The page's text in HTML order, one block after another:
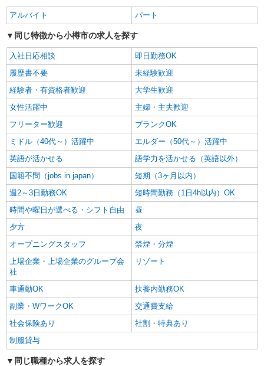
アルバイト パート
同じ特徴から小樽市の求人を探す
入社日応相談
即日勤務OK
履歴書不要
未経験歓迎
経験者・有資格者歓迎
大学生歓迎
女性活躍中
主婦・主夫歓迎
フリーター歓迎
ブランクOK
ミドル（40代～）活躍中
エルダー（50代～）活躍中
英語が活かせる
語学力を活かせる（英語以外）
国籍不問（jobs in japan）
短期（3ヶ月以内）
週2～3日勤務OK
短時間勤務（1日4h以内）OK
時間や曜日が選べる・シフト自由
昼
夕方
夜
オープニングスタッフ
禁煙・分煙
上場企業・上場企業のグループ会
社
リゾート
車通勤OK
扶養内勤務OK
副業・WワークOK
交通費支給
社会保険あり
社割・特典あり
制服貸与
同じ職種から求人を探す